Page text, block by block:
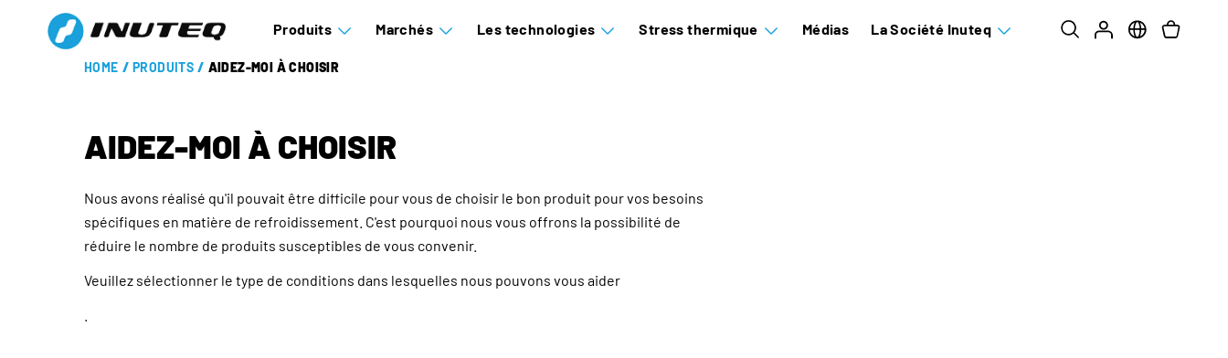
Produits Marchés Les technologies Stress thermique Médias La Société Inuteq
HOME / PRODUITS / AIDEZ-MOI À CHOISIR
AIDEZ-MOI À CHOISIR
Nous avons réalisé qu'il pouvait être difficile pour vous de choisir le bon produit pour vos besoins
spécifiques en matière de refroidissement. C'est pourquoi nous vous offrons la possibilité de
réduire le nombre de produits susceptibles de vous convenir.
Veuillez sélectionner le type de conditions dans lesquelles nous pouvons vous aider